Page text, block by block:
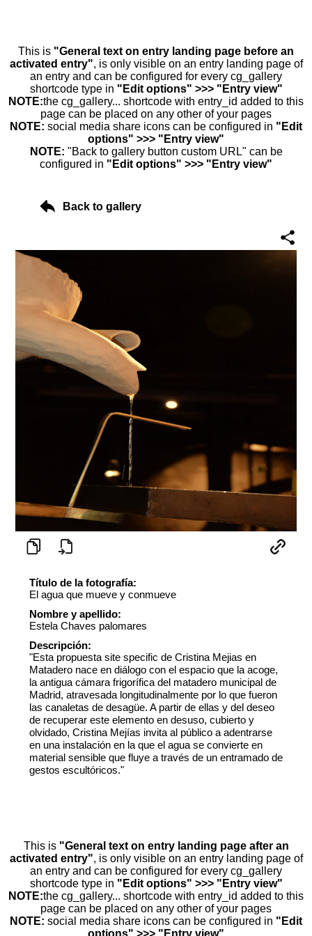
This is "General text on entry landing page before an
activated entry", is only visible on an entry landing page of
an entry and can be configured for every cg_gallery
shortcode type in "Edit options" >>> "Entry view"
NOTE:the cg_gallery... shortcode with entry_id added to this
page can be placed on any other of your pages
NOTE: social media share icons can be configured in "Edit
options" >>> "Entry view"
NOTE: "Back to gallery button custom URL" can be
configured in "Edit options" >>> "Entry view"
Back to gallery
Título de la fotografía:
El agua que mueve y conmueve
Nombre y apellido:
Estela Chaves palomares
Descripción:
"Esta propuesta site specific de Cristina Mejias en
Matadero nace en diálogo con el espacio que la acoge,
la antigua cámara frigorífica del matadero municipal de
Madrid, atravesada longitudinalmente por lo que fueron
las canaletas de desagüe. A partir de ellas y del deseo
de recuperar este elemento en desuso, cubierto y
olvidado, Cristina Mejías invita al público a adentrarse
en una instalación en la que el agua se convierte en
material sensible que fluye a través de un entramado de
gestos escultóricos."
This is "General text on entry landing page after an
activated entry", is only visible on an entry landing page of
an entry and can be configured for every cg_gallery
shortcode type in "Edit options" >>> "Entry view"
NOTE:the cg_gallery... shortcode with entry_id added to this
page can be placed on any other of your pages
NOTE: social media share icons can be configured in "Edit
options" >>> "Entry view"